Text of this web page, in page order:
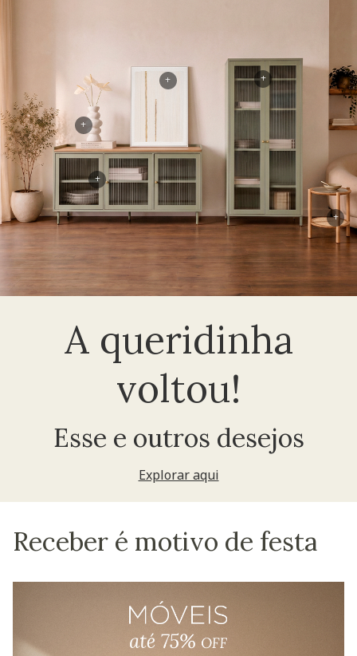
A queridinha
voltou!
Esse e outros desejos
Explorar aqui
+
+
+
+
+
Receber é motivo de festa